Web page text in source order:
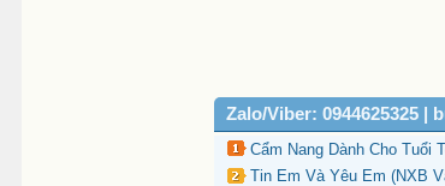
Zalo/Viber: 0944625325 |
Cẩm Nang Dành Cho Tuổi
Tin Em Và Yêu Em (NXB